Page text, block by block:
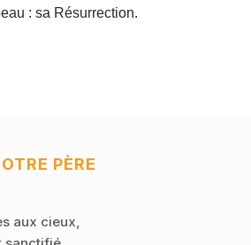
: sa Résurrection.
PÈRE
aux cieux,